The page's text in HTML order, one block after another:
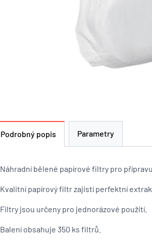
Podrobný popis Parametry
Náhradní bělené papírové filtry pro
Kvalitní papírový filtr zajistí perfektní
Filtry jsou určeny pro jednorázové použití.
Balení obsahuje 350 ks filtrů.